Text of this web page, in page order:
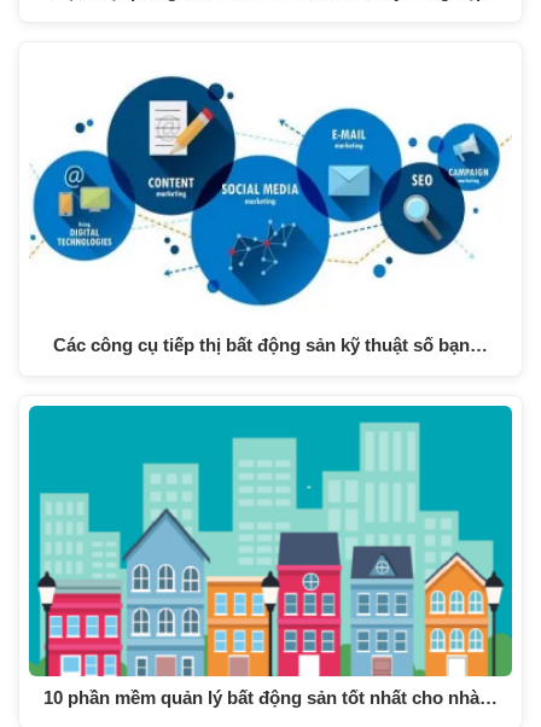
Các công cụ tiếp thị bất động sản kỹ thuật số bạn…
10 phần mềm quản lý bất động sản tốt nhất cho nhà…